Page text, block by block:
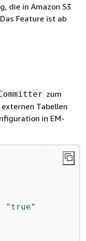
die in Amazon S3
Feature ist ab
zum
Tabellen
in EM-
"true"